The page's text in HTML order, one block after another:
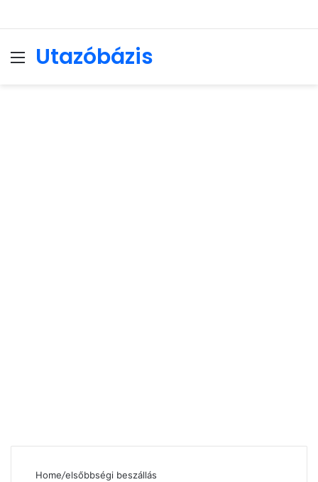
MenuUtazóbázis
Home/elsőbbségi beszállás